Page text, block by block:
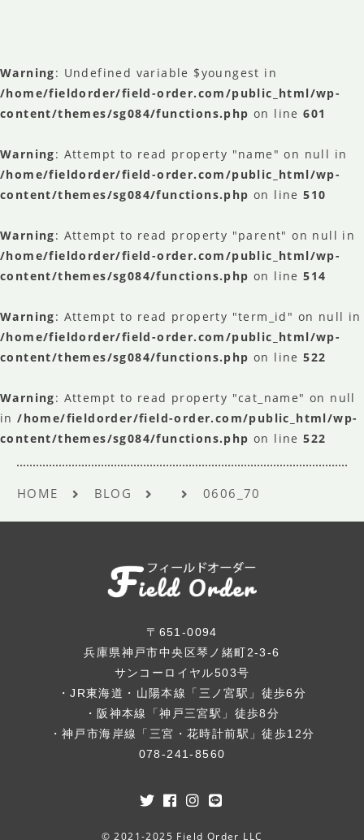
Warning: Undefined variable $youngest in
/home/fieldorder/field-order.com/public_html/wp-
content/themes/sg084/functions.php on line601
Warning: Attempt to read property "name" on null in
/home/fieldorder/field-order.com/public_html/wp-
content/themes/sg084/functions.php on line510
Warning: Attempt to read property "parent" on null in
/home/fieldorder/field-order.com/public_html/wp-
content/themes/sg084/functions.php on line514
Warning: Attempt to read property "term_id" on null in
/home/fieldorder/field-order.com/public_html/wp-
content/themes/sg084/functions.php on line522
Warning: Attempt to read property "cat_name" on null
in/home/fieldorder/field-order.com/public_html/wp-
content/themes/sg084/functions.php on line522
HOME BLOG 0606_70
〒651-0094
兵庫県神戸市中央区琴ノ緒町2-3-6
サンコーロイヤル503号
・JR東海道・山陽本線「三ノ宮駅」徒歩6分
・阪神本線「神戸三宮駅」徒歩8分
・神戸市海岸線「三宮・花時計前駅」徒歩12分
078-241-8560
© 2021-2025 Field Order LLC